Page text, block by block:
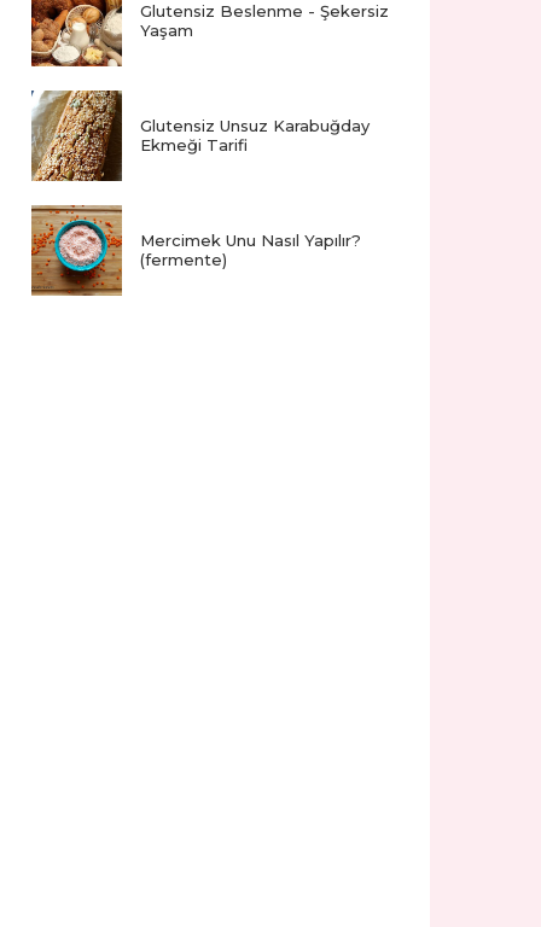
Glutensiz Beslenme - Şekersiz
Yaşam
Glutensiz Unsuz Karabuğday
Ekmeği Tarifi
Mercimek Unu Nasıl Yapılır?
(fermente)